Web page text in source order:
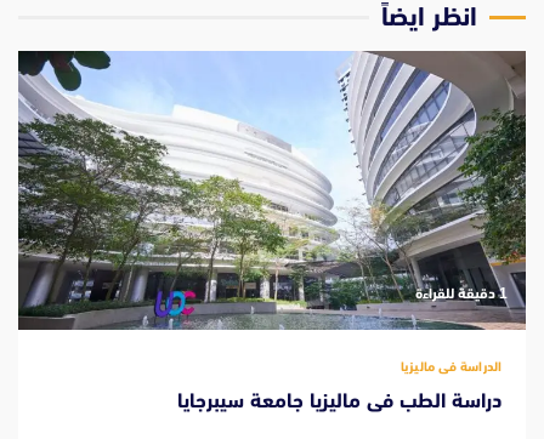
انظر ايضاً
‫1 دقيقة للقراءة
الدراسة فى ماليزيا
دراسة الطب فى ماليزيا جامعة سيبرجايا